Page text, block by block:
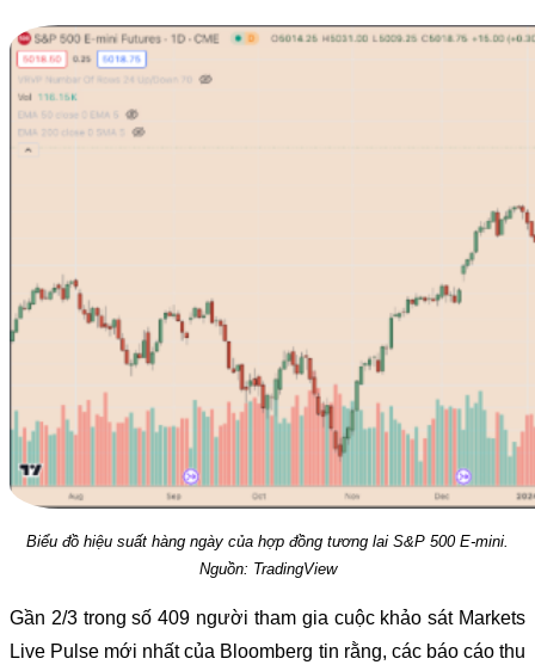
Biểu đồ hiệu suất hàng ngày của hợp đồng tương lai S&P 500 E-mini.
Nguồn: TradingView
Gần 2/3 trong số 409 người tham gia cuộc khảo sát Markets
Live Pulse mới nhất của Bloomberg tin rằng, các báo cáo thu